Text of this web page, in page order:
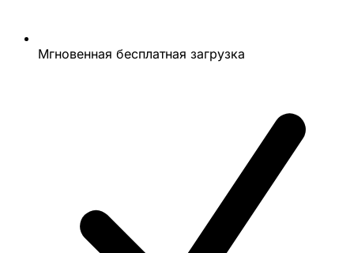
Мгновенная бесплатная загрузка